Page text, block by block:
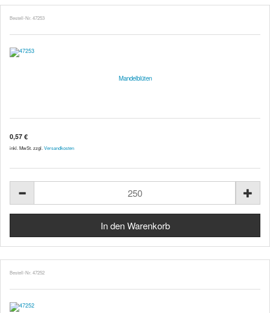
Bestell-Nr. 47253
Mandelblüten
0,57 €
inkl. MwSt. zzgl. Versandkosten
Bestell-Nr. 47252